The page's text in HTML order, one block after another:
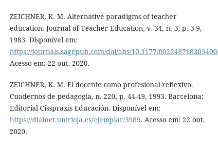
ZEICHNER, K. M. Alternative paradigms of teacher
education. Journal of Teacher Education, v. 34, n. 3, p. 3-9,
1983. Disponível em:
https://journals.sagepub.com/doi/abs/10.1177/
Acesso em: 22 out. 2020.
ZEICHNER, K. M. El docente como profesional reflexivo.
Cuadernos de pedagogia, n. 220, p. 44-49, 1993. Barcelona:
Editorial Cisspraxis Educación. Disponível em:
https://dialnet.unirioja.es/ejemplar/3989. Acesso em: 22 out.
2020.